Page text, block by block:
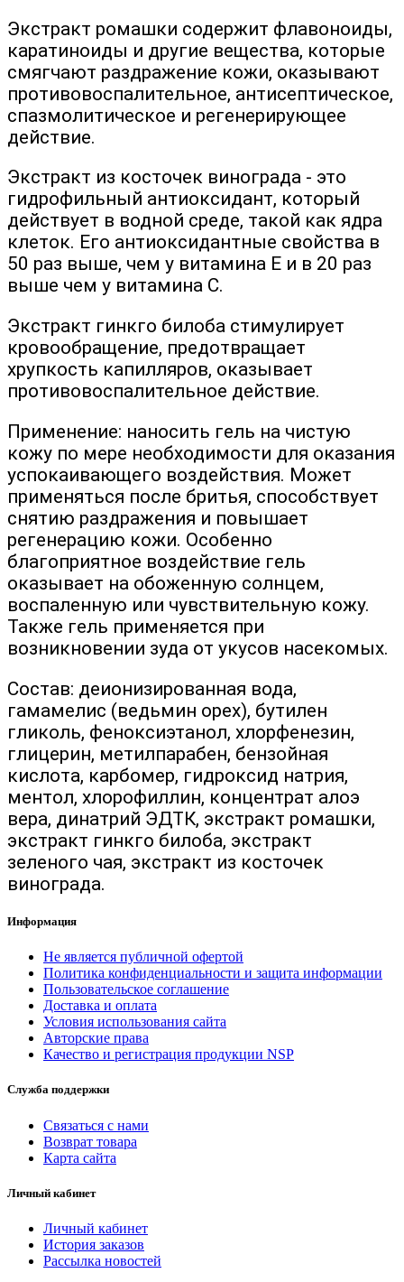
Экстракт ромашки содержит флавоноиды,
каратиноиды и другие вещества, которые
смягчают раздражение кожи, оказывают
противовоспалительное, антисептическое,
спазмолитическое и регенерирующее
действие.
Экстракт из косточек винограда - это
гидрофильный антиоксидант, который
действует в водной среде, такой как ядра
клеток. Его антиоксидантные свойства в
50 раз выше, чем у витамина Е и в 20 раз
выше чем у витамина С.
Экстракт гинкго билоба стимулирует
кровообращение, предотвращает
хрупкость капилляров, оказывает
противовоспалительное действие.
Применение: наносить гель на чистую
кожу по мере необходимости для оказания
успокаивающего воздействия. Может
применяться после бритья, способствует
снятию раздражения и повышает
регенерацию кожи. Особенно
благоприятное воздействие гель
оказывает на обоженную солнцем,
воспаленную или чувствительную кожу.
Также гель применяется при
возникновении зуда от укусов насекомых.
Состав: деионизированная вода,
гамамелис (ведьмин орех), бутилен
гликоль, феноксиэтанол, хлорфенезин,
глицерин, метилпарабен, бензойная
кислота, карбомер, гидроксид натрия,
ментол, хлорофиллин, концентрат алоэ
вера, динатрий ЭДТК, экстракт ромашки,
экстракт гинкго билоба, экстракт
зеленого чая, экстракт из косточек
винограда.
Информация
Не является публичной офертой
Политика конфиденциальности и защита информации
Пользовательское соглашение
Доставка и оплата
Условия использования сайта
Авторские права
Качество и регистрация продукции NSP
Служба поддержки
Связаться с нами
Возврат товара
Карта сайта
Личный кабинет
Личный кабинет
История заказов
Рассылка новостей